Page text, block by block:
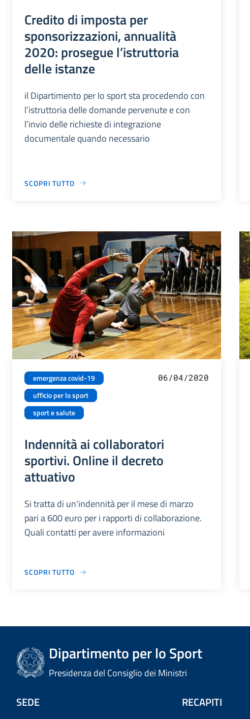
Credito di imposta per
sponsorizzazioni, annualità
2020: prosegue l’istruttoria
delle istanze
il Dipartimento per lo sport sta procedendo con
l’istruttoria delle domande pervenute e con
l’invio delle richieste di integrazione
documentale quando necessario
SCOPRI TUTTO
emergenza covid-19
ufficio per lo sport
sport e salute
06/04/2020
Indennità ai collaboratori
sportivi. Online il decreto
attuativo
Si tratta di un'indennità per il mese di marzo
pari a 600 euro per i rapporti di collaborazione.
Quali contatti per avere informazioni
SCOPRI TUTTO
Dipartimento per lo Sport
Presidenza del Consiglio dei Ministri
SEDE RECAPITI